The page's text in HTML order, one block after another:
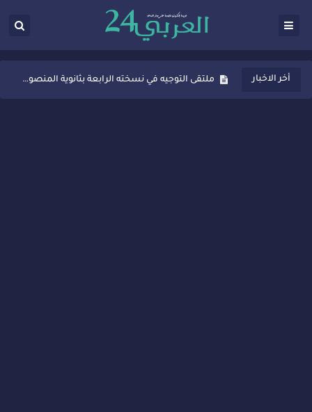
أخر الاخبار
ثانوية المنصور الذهبي بسيدي قاسم تُعزّز ثقافة التوجيه المدرسي بمبادرة نوعية تجمع بين التفاعل والتكريم
ملتقى التوجيه في نسخته الرابعة بثانوية المنصور الذهبي بسيدي قاسم